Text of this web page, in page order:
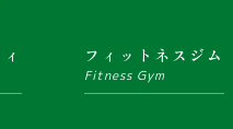
フィットネスジム
Fitness Gym